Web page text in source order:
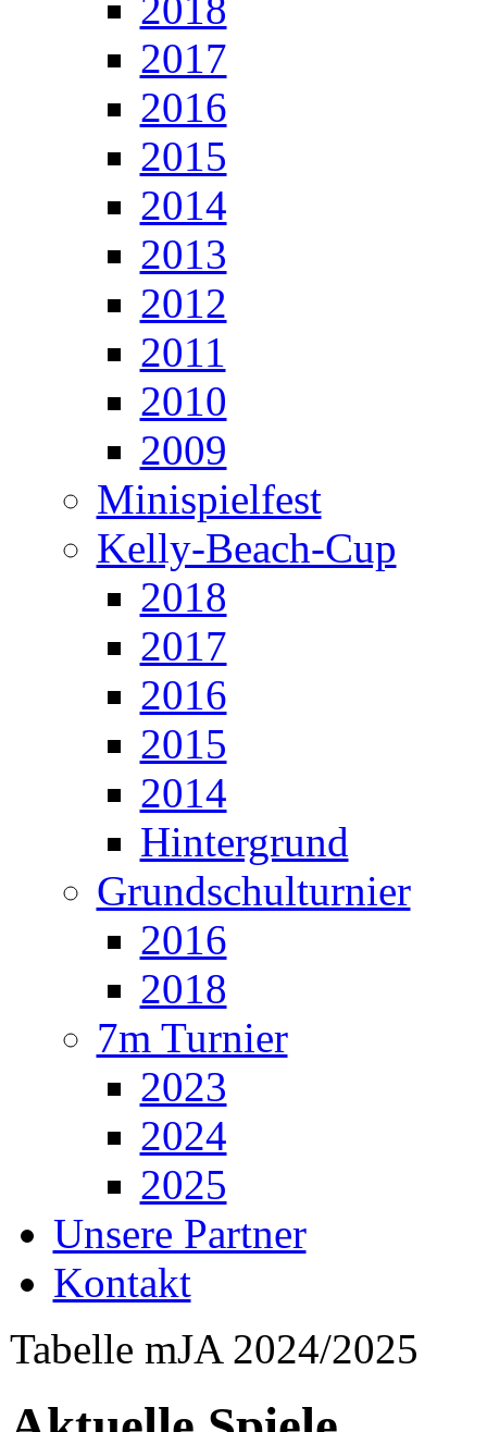
2017
2016
2015
2014
2013
2012
2011
2010
2009
Minispielfest
Kelly-Beach-Cup
2018
2017
2016
2015
2014
Hintergrund
Grundschulturnier
2016
2018
7m Turnier
2023
2024
2025
Unsere Partner
Kontakt
Tabelle mJA 2024/2025